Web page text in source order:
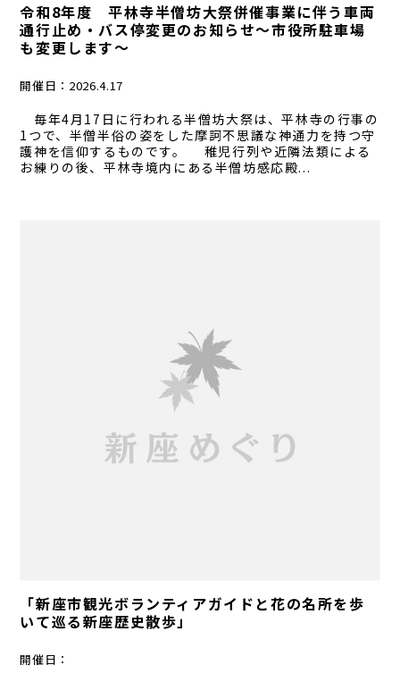
令和8年度 平林寺半僧坊大祭併催事業に伴う車両
通行止め・バス停変更のお知らせ～市役所駐車場
も変更します～
開催日： 2026.4.17
毎年4月17日に行われる半僧坊大祭は、平林寺の行事の
1つで、半僧半俗の姿をした摩訶不思議な神通力を持つ守
護神を信仰するものです。 稚児行列や近隣法類による
お練りの後、平林寺境内にある半僧坊感応殿...
「新座市観光ボランティアガイドと花の名所を歩
いて巡る新座歴史散歩」
開催日：